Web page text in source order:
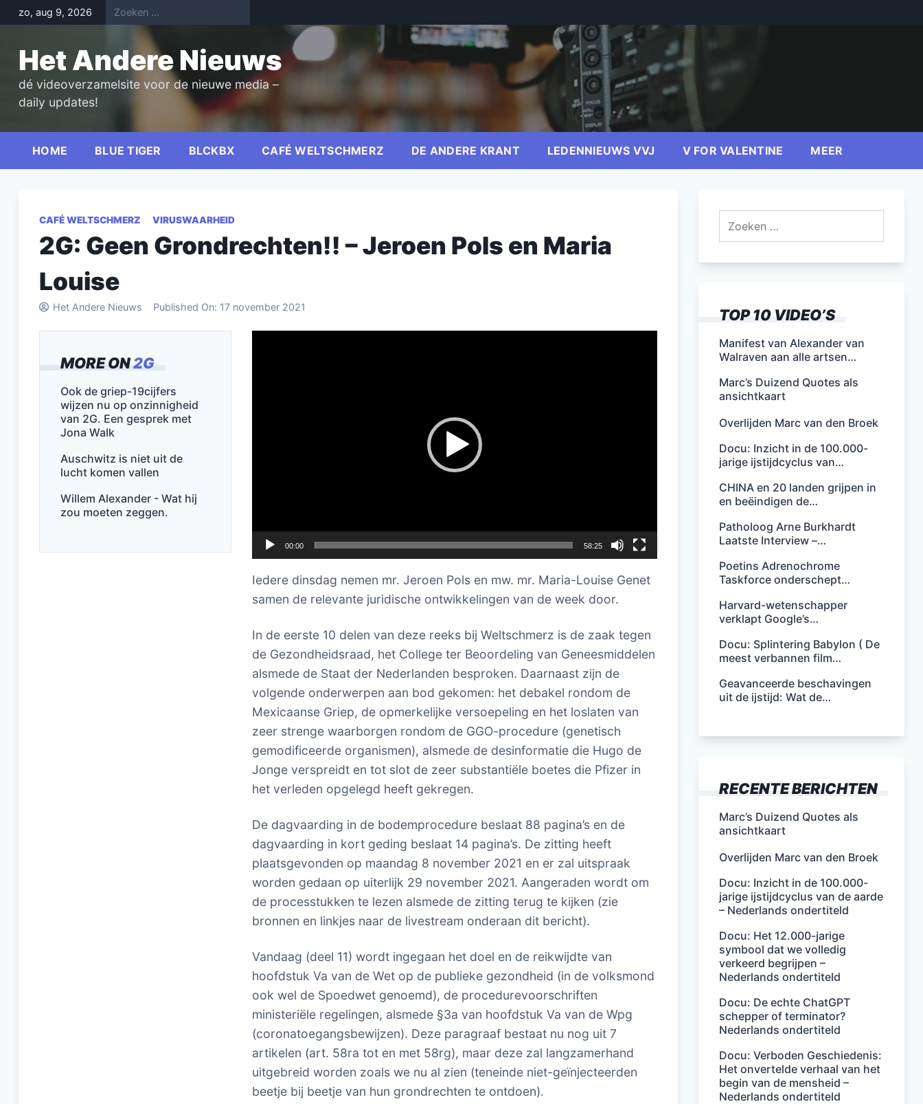
Skip
to
zo, aug 9, 2026
Het Andere Nieuws
dé videoverzamelsite voor de nieuwe media –
daily updates!
HOME BLUE TIGER BLCKBX CAFÉ WELTSCHMERZ DE ANDERE KRANT LEDENNIEUWS VVJ V FOR VALENTINE MEER
CAFÉ WELTSCHMERZ VIRUSWAARHEID
2G: Geen Grondrechten!! – Jeroen Pols en Maria
Louise
Het Andere Nieuws Published On: 17 november 2021
MORE ON2G
Ook de griep-19cijfers
wijzen nu op onzinnigheid
van 2G. Een gesprek met
Jona Walk
Auschwitz is niet uit de
lucht komen vallen
Willem Alexander - Wat hij
zou moeten zeggen.
00:00 58:25
Iedere dinsdag nemen mr. Jeroen Pols en mw. mr. Maria-Louise Genet
samen de relevante juridische ontwikkelingen van de week door.
In de eerste 10 delen van deze reeks bij Weltschmerz is de zaak tegen
de Gezondheidsraad, het College ter Beoordeling van Geneesmiddelen
alsmede de Staat der Nederlanden besproken. Daarnaast zijn de
volgende onderwerpen aan bod gekomen: het debakel rondom de
Mexicaanse Griep, de opmerkelijke versoepeling en het loslaten van
zeer strenge waarborgen rondom de GGO-procedure (genetisch
gemodificeerde organismen), alsmede de desinformatie die Hugo de
Jonge verspreidt en tot slot de zeer substantiële boetes die Pfizer in
het verleden opgelegd heeft gekregen.
De dagvaarding in de bodemprocedure beslaat 88 pagina’s en de
dagvaarding in kort geding beslaat 14 pagina’s. De zitting heeft
plaatsgevonden op maandag 8 november 2021 en er zal uitspraak
worden gedaan op uiterlijk 29 november 2021. Aangeraden wordt om
de processtukken te lezen alsmede de zitting terug te kijken (zie
bronnen en linkjes naar de livestream onderaan dit bericht).
Vandaag (deel 11) wordt ingegaan het doel en de reikwijdte van
hoofdstuk Va van de Wet op de publieke gezondheid (in de volksmond
ook wel de Spoedwet genoemd), de procedurevoorschriften
ministeriële regelingen, alsmede §3a van hoofdstuk Va van de Wpg
(coronatoegangsbewijzen). Deze paragraaf bestaat nu nog uit 7
artikelen (art. 58ra tot en met 58rg), maar deze zal langzamerhand
uitgebreid worden zoals we nu al zien (teneinde niet-geïnjecteerden
beetje bij beetje van hun grondrechten te ontdoen).
TOP 10 VIDEO’S
Manifest van Alexander van
Walraven aan alle artsen…
Marc’s Duizend Quotes als
ansichtkaart
Overlijden Marc van den Broek
Docu: Inzicht in de 100.000-
jarige ijstijdcyclus van…
CHINA en 20 landen grijpen in
en beëindigen de…
Patholoog Arne Burkhardt
Laatste Interview –…
Poetins Adrenochrome
Taskforce onderschept…
Harvard-wetenschapper
verklapt Google’s…
Docu: Splintering Babylon ( De
meest verbannen film…
Geavanceerde beschavingen
uit de ijstijd: Wat de…
RECENTE BERICHTEN
Marc’s Duizend Quotes als
ansichtkaart
Overlijden Marc van den Broek
Docu: Inzicht in de 100.000-
jarige ijstijdcyclus van de aarde
– Nederlands ondertiteld
Docu: Het 12.000-jarige
symbool dat we volledig
verkeerd begrijpen –
Nederlands ondertiteld
Docu: De echte ChatGPT
schepper of terminator?
Nederlands ondertiteld
Docu: Verboden Geschiedenis:
Het onvertelde verhaal van het
begin van de mensheid –
Nederlands ondertiteld